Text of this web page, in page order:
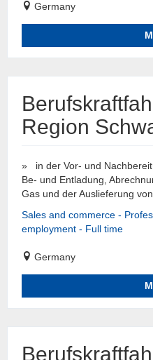
Germany
Region
» in der Vor- und
Be- und Entladung,
Gas und der Auslieferung
Sales and commerce -
employment - Full time
Germany